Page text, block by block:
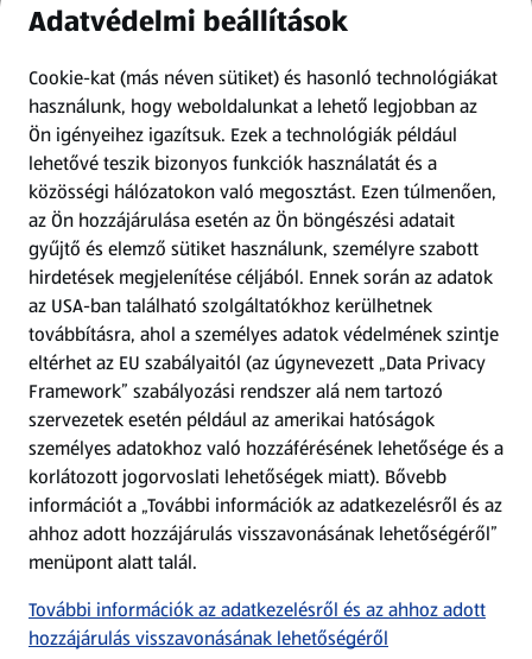
Információk
Kérdőív
Fizetési lehetőségek
ALDI utalványok
Árcsökkentés
Adattörlő alkalmazás
Szervizpont
(új oldalon nyílik meg)
Fedezz fel minket az interneten!
Töltsd le az ALDI Magyarország applikációt!
Adatvédelmi beállítások
Cookie-kat (más néven sütiket) és hasonló technológiákat
használunk, hogy weboldalunkat a lehető legjobban az
Ön igényeihez igazítsuk. Ezek a technológiák például
lehetővé teszik bizonyos funkciók használatát és a
közösségi hálózatokon való megosztást. Ezen túlmenően,
az Ön hozzájárulása esetén az Ön böngészési adatait
gyűjtő és elemző sütiket használunk, személyre szabott
hirdetések megjelenítése céljából. Ennek során az adatok
az USA-ban található szolgáltatókhoz kerülhetnek
továbbításra, ahol a személyes adatok védelmének szintje
eltérhet az EU szabályaitól (az úgynevezett „Data Privacy
Framework” szabályozási rendszer alá nem tartozó
szervezetek esetén például az amerikai hatóságok
személyes adatokhoz való hozzáférésének lehetősége és a
korlátozott jogorvoslati lehetőségek miatt). Bővebb
információt a „További információk az adatkezelésről és az
ahhoz adott hozzájárulás visszavonásának lehetőségéről”
menüpont alatt talál.
További információk az adatkezelésről és az ahhoz adott
hozzájárulás visszavonásának lehetőségéről